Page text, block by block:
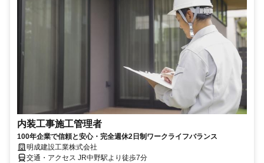
内装工事施工管理者
100年企業で信頼と安心・完全週休2日制ワークライフバランス
明成建設工業株式会社
交通・アクセス JR中野駅より徒歩7分